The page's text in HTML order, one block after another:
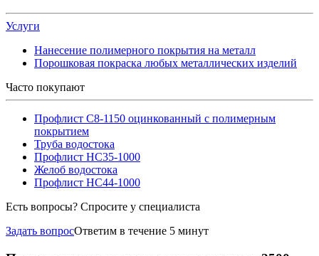
Услуги
Нанесение полимерного покрытия на металл
Порошковая покраска любых металлических изделий
Часто покупают
Профлист С8-1150 оцинкованный с полимерным
покрытием
Труба водостока
Профлист НС35-1000
Желоб водостока
Профлист НС44-1000
Есть вопросы? Спросите у специалиста
Задать вопросОтветим в течение 5 минут